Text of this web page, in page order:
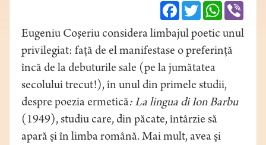
FacebookTwitterWhatsApp
Eugeniu Coşeriu considera limbajul poetic unul
privilegiat: faţă de el manifestase o preferinţă
încă de la debuturile sale (pe la jumătatea
secolului trecut!), în unul din primele studii,
despre poezia ermetică: La lingua di Ion Barbu
(1949), studiu care, din păcate, întârzie să
apară şi în limba română. Mai mult, avea şi